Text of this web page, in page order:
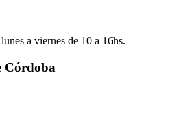
a viernes de 10 a 16hs.
Córdoba